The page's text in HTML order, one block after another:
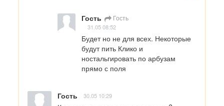
Гость Гость
31.05 08:52
Будет но не для всех. Некоторые
будут пить Клико и
ностальгировать по арбузам
прямо с поля
Гость 30.05 10:29